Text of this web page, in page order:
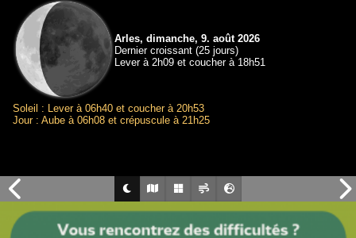
Arles, dimanche, 9. août 2026
Dernier croissant (25 jours)
Lever à 2h09 et coucher à 18h51
Soleil : Lever à 06h40 et coucher à 20h53
Jour : Aube à 06h08 et crépuscule à 21h25